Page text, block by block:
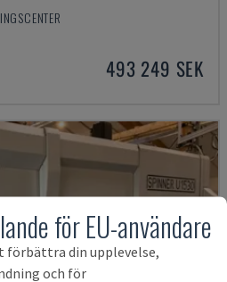
493 249 SEK
för EU-användare
förbättra din upplevelse,
och för